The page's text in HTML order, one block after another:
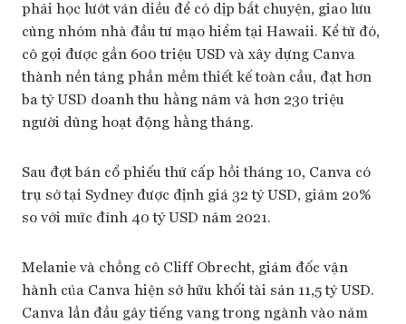
phải học lướt ván diều để có dịp bắt chuyện, giao lưu
cùng nhóm nhà đầu tư mạo hiểm tại Hawaii. Kể từ đó,
cô gọi được gần 600 triệu USD và xây dựng Canva
thành nền tảng phần mềm thiết kế toàn cầu, đạt hơn
ba tỷ USD doanh thu hằng năm và hơn 230 triệu
người dùng hoạt động hằng tháng.
Sau đợt bán cổ phiếu thứ cấp hồi tháng 10, Canva có
trụ sở tại Sydney được định giá 32 tỷ USD, giảm 20%
so với mức đỉnh 40 tỷ USD năm 2021.
Melanie và chồng cô Cliff Obrecht, giám đốc vận
hành của Canva hiện sở hữu khối tài sản 11,5 tỷ USD.
Canva lần đầu gây tiếng vang trong ngành vào năm